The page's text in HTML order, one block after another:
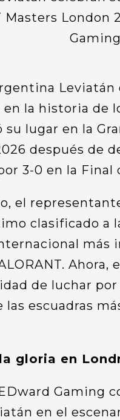
Leviatán
en la historia de
lugar en la
después de
3-0 en la Final
el
clasificado a
más
Ahora,
de luchar
las escuadras
gloria en
Gaming
en el